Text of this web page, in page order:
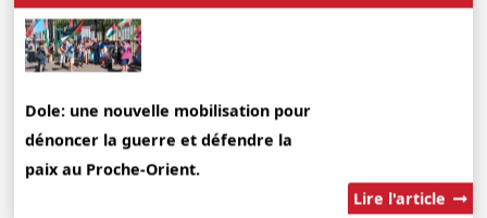
Dole: une nouvelle mobilisation pour
dénoncer la guerre et défendre la
paix au Proche-Orient.
Lire l'article